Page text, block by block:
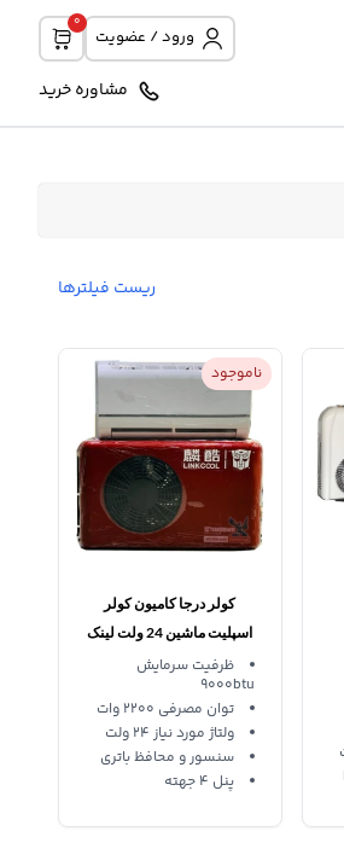
ورود / عضویت
0
مشاوره خرید
ریست فیلترها
ناموجود
کولر درجا کامیون کولر
اسپلیت ماشین 24 ولت لینک
کول
ظرفیت سرمایش
9000btu
توان مصرفی 2200 وات
ولتاژ مورد نیاز 24 ولت
سنسور و محافظ باتری
پنل 4 جهته